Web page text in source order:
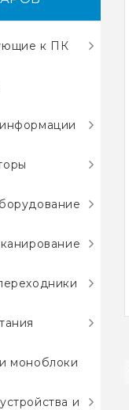
к ПК
моноблоки
и